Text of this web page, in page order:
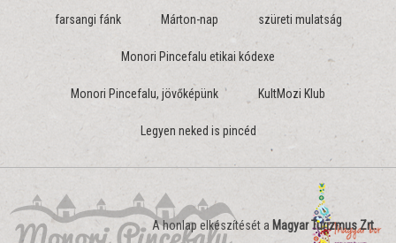
farsangi fánk Márton-nap szüreti mulatság
Monori Pincefalu etikai kódexe
Monori Pincefalu, jövőképünk KultMozi Klub
Legyen neked is pincéd
A honlap elkészítését a Magyar Turizmus Zrt.